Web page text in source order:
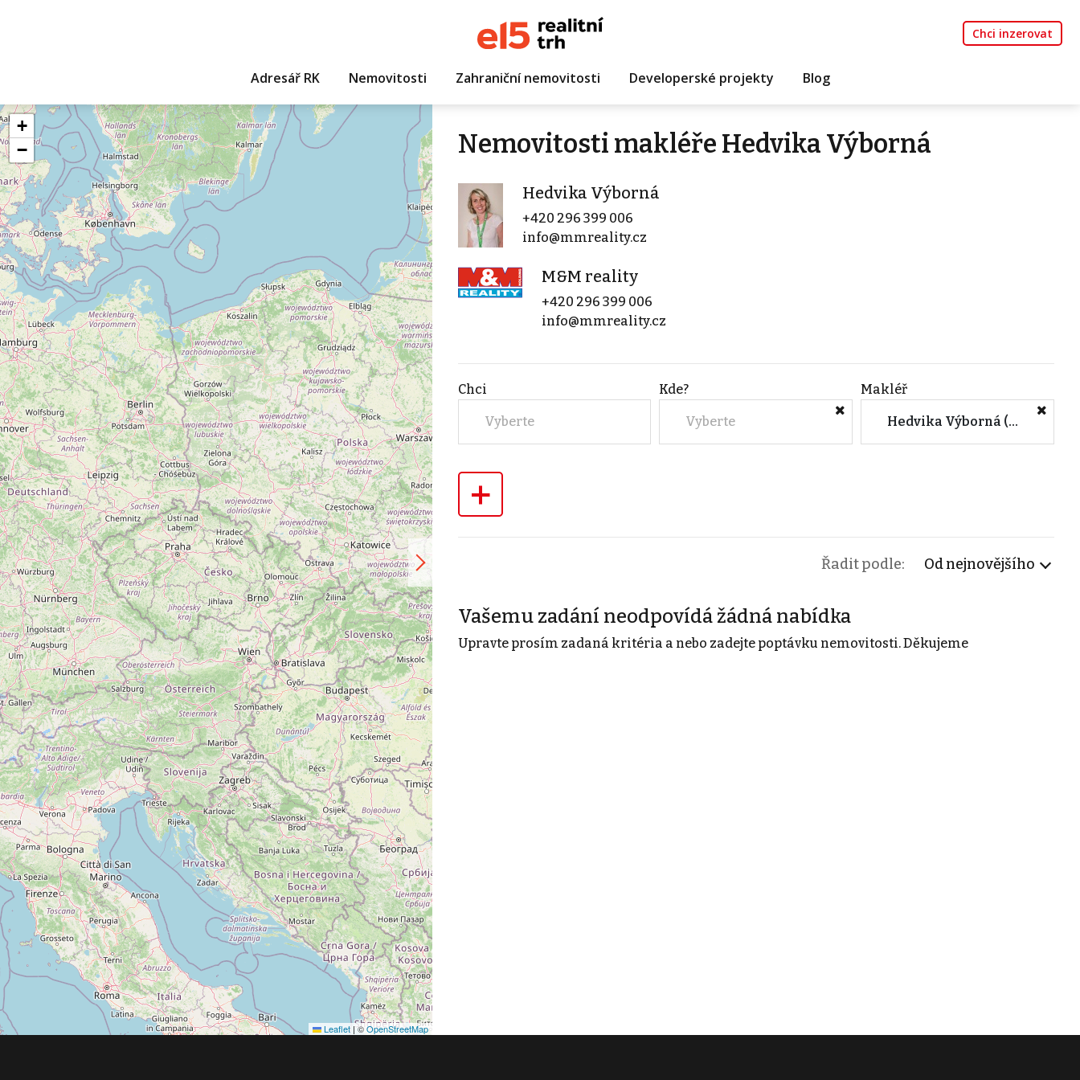
Chci inzerovat
Adresář RK Nemovitosti Zahraniční nemovitosti Developerské projekty Blog
+
−
Leaflet |©OpenStreetMap
Nemovitosti makléře Hedvika Výborná
Hedvika Výborná
+420 296 399 006
info@mmreality.cz
M&M reality
+420 296 399 006
info@mmreality.cz
Chci
Vyberte
Kde?
Vyberte
Makléř
Hedvika Výborná (M&M reality)
+
Řadit podle: Od nejnovějšího
Vašemu zadání neodpovídá žádná nabídka
Upravte prosím zadaná kritéria a nebo zadejte poptávku nemovitosti. Děkujeme